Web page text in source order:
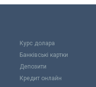
Курс долара
Банківські картки
Депозити
Кредит онлайн